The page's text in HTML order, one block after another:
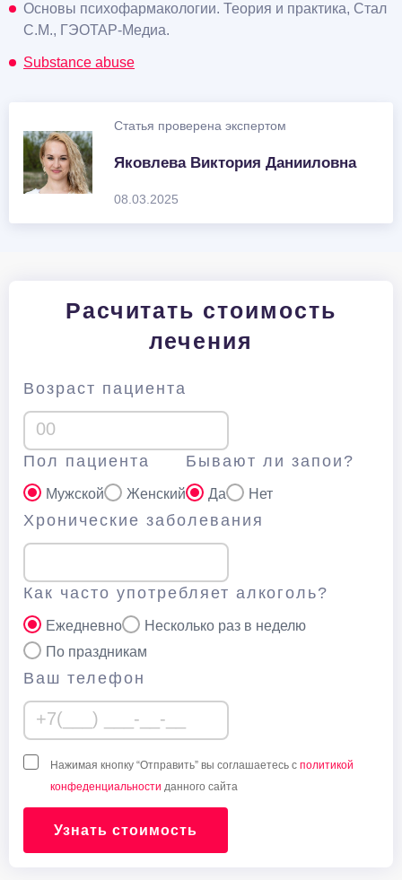
Основы психофармакологии. Теория и практика, Стал
С.М., ГЭОТАР-Медиа.
Substance abuse
Статья проверена экспертом
Яковлева Виктория Данииловна
08.03.2025
Расчитать стоимость
лечения
Возраст пациента
Пол пациента
Мужской Женский
Бывают ли запои?
Да Нет
Хронические заболевания
Как часто употребляет алкоголь?
Ежедневно
Несколько раз в неделю
По праздникам
Ваш телефон
Нажимая кнопку “Отправить” вы соглашаетесь с политикой
конфеденциальности данного сайта
Узнать стоимость